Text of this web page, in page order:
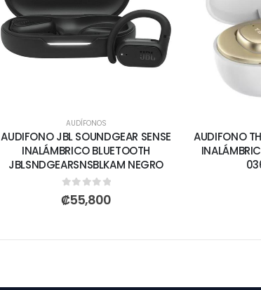
AUDÍFONOS
AUDIFONO JBL SOUNDGEAR SENSE
INALÁMBRICO BLUETOOTH
JBLSNDGEARSNSBLKAM NEGRO
0out of 5
₡55,800
AUDIFONO